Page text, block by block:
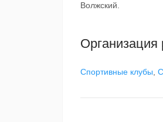
Волжский.
Организация
Спортивные клубы